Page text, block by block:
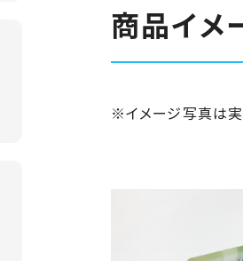
商品イメ
※イメージ写真は実